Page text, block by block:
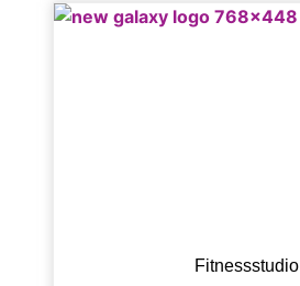
Fitnessstudio